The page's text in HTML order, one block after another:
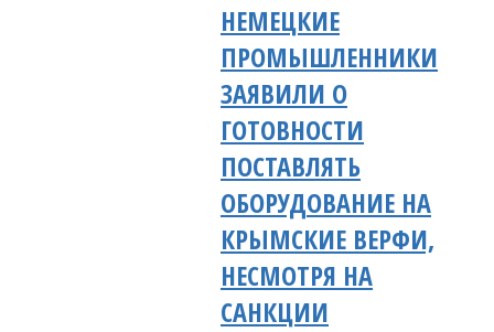
НЕМЕЦКИЕ
ПРОМЫШЛЕННИКИ
ЗАЯВИЛИ О
ГОТОВНОСТИ
ПОСТАВЛЯТЬ
ОБОРУДОВАНИЕ НА
КРЫМСКИЕ ВЕРФИ,
НЕСМОТРЯ НА
САНКЦИИ